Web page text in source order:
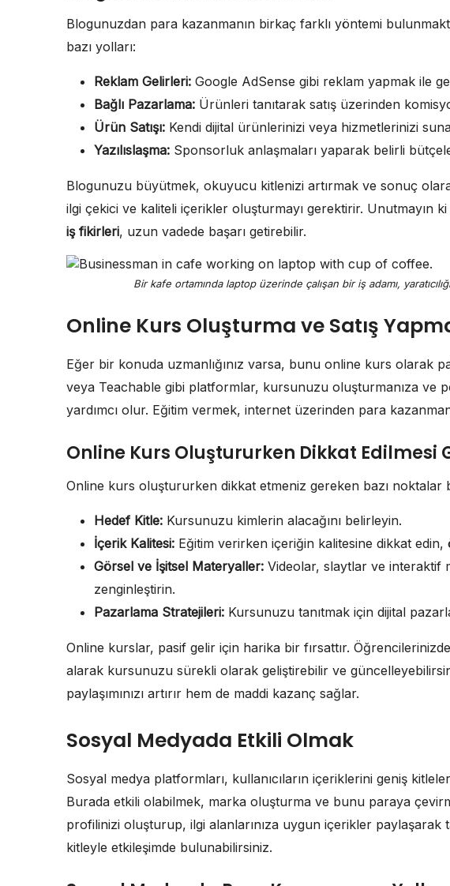
Blogunuzdan para kazanmanın birkaç farklı yöntemi
bazı yolları:
Reklam Gelirleri: Google AdSense gibi reklam yapmak ile
Bağlı Pazarlama: Ürünleri tanıtarak satış üzerinden
Ürün Satışı: Kendi dijital ürünlerinizi veya hizmetlerinizi
Yazılıslaşma: Sponsorluk anlaşmaları yaparak belirli
Blogunuzu büyütmek, okuyucu kitlenizi artırmak ve sonuç
ilgi çekici ve kaliteli içerikler oluşturmayı gerektirir. Unutmayın
iş fikirleri, uzun vadede başarı getirebilir.
Bir kafe ortamında laptop üzerinde çalışan bir iş adamı,
Online Kurs Oluşturma ve Satış
Eğer bir konuda uzmanlığınız varsa, bunu online kurs olarak
veya Teachable gibi platformlar, kursunuzu oluşturmanıza ve
yardımcı olur. Eğitim vermek, internet üzerinden para
Online Kurs Oluştururken Dikkat Edilmesi
Online kurs oluştururken dikkat etmeniz gereken bazı noktalar
Hedef Kitle: Kursunuzu kimlerin alacağını belirleyin.
İçerik Kalitesi: Eğitim verirken içeriğin kalitesine dikkat edin,
Görsel ve İşitsel Materyaller: Videolar, slaytlar ve interaktif
zenginleştirin.
Pazarlama Stratejileri: Kursunuzu tanıtmak için dijital
Online kurslar, pasif gelir için harika bir fırsattır.
alarak kursunuzu sürekli olarak geliştirebilir ve
paylaşımınızı artırır hem de maddi kazanç sağlar.
Sosyal Medyada Etkili Olmak
Sosyal medya platformları, kullanıcıların içeriklerini geniş
Burada etkili olabilmek, marka oluşturma ve bunu paraya
profilinizi oluşturup, ilgi alanlarınıza uygun içerikler
kitleyle etkileşimde bulunabilirsiniz.